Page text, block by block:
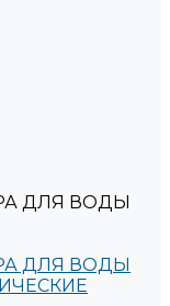
ДЛЯ ВОДЫ
ДЛЯ ВОДЫ